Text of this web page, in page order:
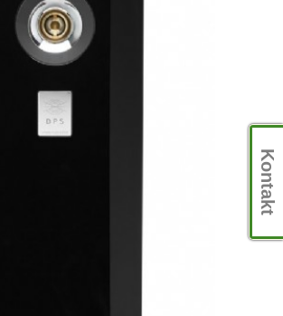
Kontakt